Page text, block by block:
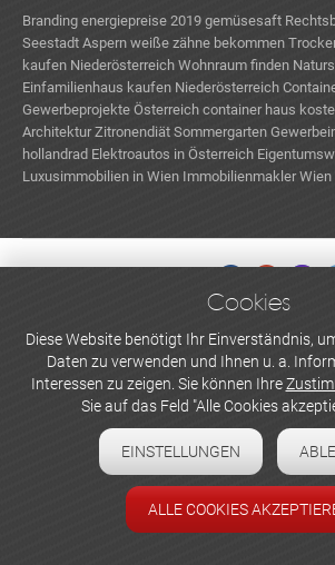
Branding energiepreise 2019 gemüsesaft
Seestadt Aspern weiße zähne bekommen
kaufen Niederösterreich Wohnraum finden
Einfamilienhaus kaufen Niederösterreich
Gewerbeprojekte Österreich container haus
Architektur Zitronendiät Sommergarten
hollandrad Elektroautos in Österreich
Luxusimmobilien in Wien Immobilienmakler Wien
WERBEN UND
Newsletter abonnieren
Datenschutzerklärung
Cookie-Einstellungen
Cookies
Diese Website benötigt Ihr Einverständnis,
Daten zu verwenden und Ihnen u. a.
Interessen zu zeigen. Sie können Ihre
Sie auf das Feld "Alle Cookies
EINSTELLUNGEN
ALLE COOKIES